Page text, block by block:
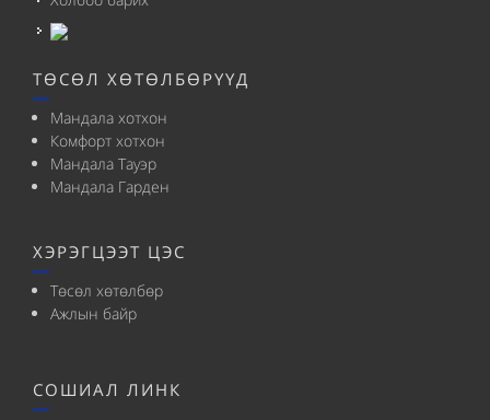
ТӨСӨЛ ХӨТӨЛБӨРҮҮД
Мандала хотхон
Комфорт хотхон
Мандала Тауэр
Мандала Гарден
ХЭРЭГЦЭЭТ ЦЭС
Төсөл хөтөлбөр
Ажлын байр
СОШИАЛ ЛИНК